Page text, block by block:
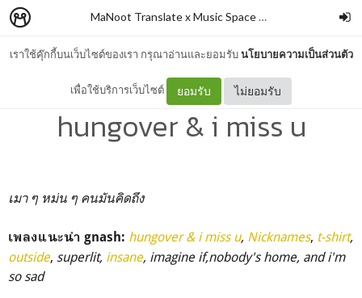
เราใช้คุ๊กกี้บนเว็บไซต์ของเรา กรุณาอ่านและยอมรับนโยบายความเป็นส่วนตัว
เพื่อใช้บริการเว็บไซต์ ยอมรับ ไม่ยอมรับ
MaNoot Translate x Music Space #1 cocococoayeah
แปลเพลง: gnash -
hungover & i miss u
เมา ๆ หม่น ๆ คนมันคิดถึง
เพลงแนะนำ gnash: hungover & i miss u, Nicknames, t-shirt,
outside, superlit, insane, imagine if,nobody's home, and i'm
so sad